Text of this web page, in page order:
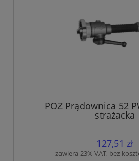
POZ Prądownica 52
strażacka
127,51 zł
zawiera 23% VAT, bez